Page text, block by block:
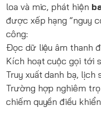
loa và mic, phát hiện
được xếp hạng “nguy
công:
Đọc dữ liệu âm thanh
Kích hoạt cuộc gọi tới
Truy xuất danh bạ, lịch
Trường hợp nghiêm
chiếm quyền điều